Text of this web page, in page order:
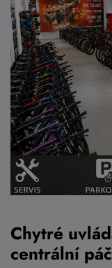
Chytré
centrální